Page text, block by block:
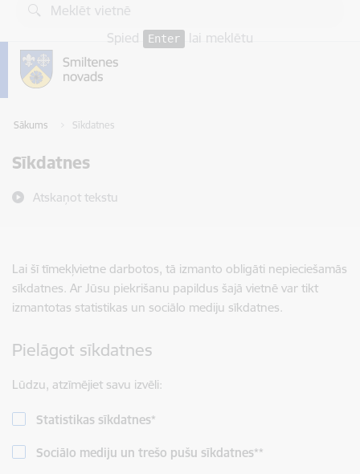
Pāriet uz lapas saturu
Spied
Enter lai meklētu
Sākums Sīkdatnes
Sīkdatnes
Atskaņot tekstu
Lai šī tīmekļvietne darbotos, tā izmanto obligāti nepieciešamās
sīkdatnes. Ar Jūsu piekrišanu papildus šajā vietnē var tikt
izmantotas statistikas un sociālo mediju sīkdatnes.
Pielāgot sīkdatnes
Lūdzu, atzīmējiet savu izvēli:
Statistikas sīkdatnes*
Sociālo mediju un trešo pušu sīkdatnes**